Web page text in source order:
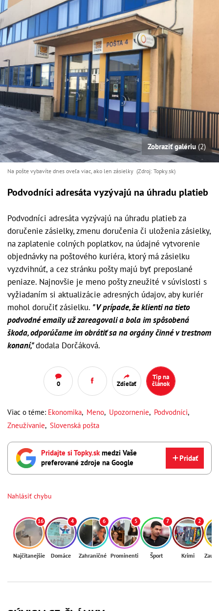
Zobraziť galériu (2)
Na pošte vybavíte dnes oveľa viac, ako len zásielky (Zdroj: Topky.sk)
Podvodníci adresáta vyzývajú na úhradu platieb
Podvodníci adresáta vyzývajú na úhradu platieb za
doručenie zásielky, zmenu doručenia či uloženia zásielky,
na zaplatenie colných poplatkov, na údajné vytvorenie
objednávky na poštového kuriéra, ktorý má zásielku
vyzdvihnúť, a cez stránku pošty majú byť preposlané
peniaze. Najnovšie je meno pošty zneužité v súvislosti s
vyžiadaním si aktualizácie adresných údajov, aby kuriér
mohol doručiť zásielku. "V prípade, že klienti na tieto
podvodné emaily už zareagovali a bola im spôsobená
škoda, odporúčame im obrátiť sa na orgány činné v trestnom
konaní,"dodala Dorčáková.
0 Zdieľať
Tip na
článok
Viac o téme: Ekonomika, Meno, Upozornenie, Podvodníci,
Zneužívanie, Slovenská pošta
Pridajte si Topky.skmedzi Vaše
preferované zdroje na Google
Pridať
Nahlásiť chybu
16
Najčítanejšie
4
Domáce
6
Zahraničné
5
Prominenti
7
Šport
2
Krimi